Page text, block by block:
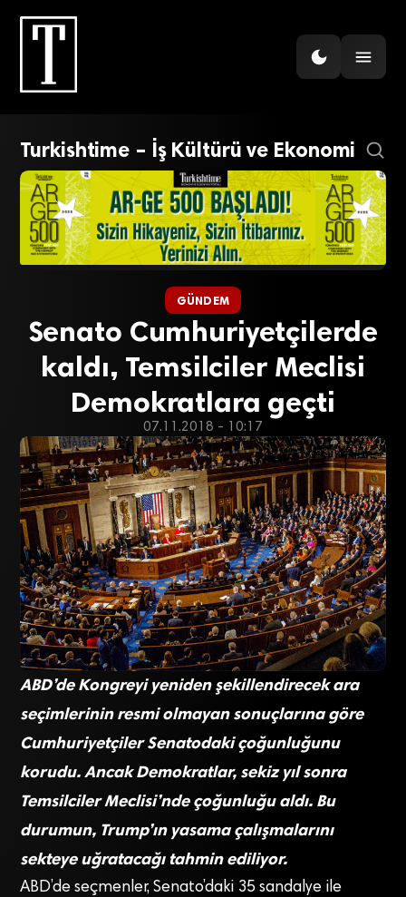
Turkishtime – İş Kültürü ve Ekonomi
GÜNDEM
Senato Cumhuriyetçilerde
kaldı, Temsilciler Meclisi
Demokratlara geçti
07.11.2018 - 10:17
ABD’de Kongreyi yeniden şekillendirecek ara
seçimlerinin resmi olmayan sonuçlarına göre
Cumhuriyetçiler Senatodaki çoğunluğunu
korudu. Ancak Demokratlar, sekiz yıl sonra
Temsilciler Meclisi’nde çoğunluğu aldı. Bu
durumun, Trump’ın yasama çalışmalarını
sekteye uğratacağı tahmin ediliyor.
ABD’de seçmenler, Senato’daki 35 sandalye ile